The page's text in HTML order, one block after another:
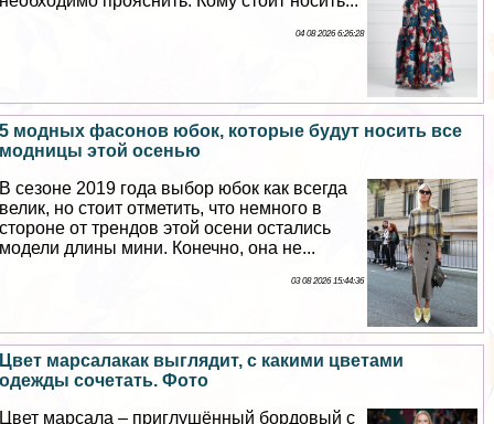
04 08 2026 6:26:28
5 модных фасонов юбок, которые будут носить все
модницы этой осенью
В сезоне 2019 года выбор юбок как всегда
велик, но стоит отметить, что немного в
стороне от трендов этой осени остались
модели длины мини. Конечно, она не...
03 08 2026 15:44:36
Цвет марсалакак выглядит, с какими цветами
одежды сочетать. Фото
Цвет марсала – приглушённый бордовый с